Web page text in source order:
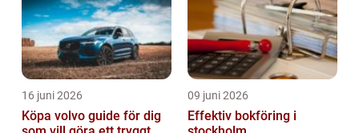
16 juni 2026
Köpa volvo guide för dig
09 juni 2026
Effektiv bokföring i